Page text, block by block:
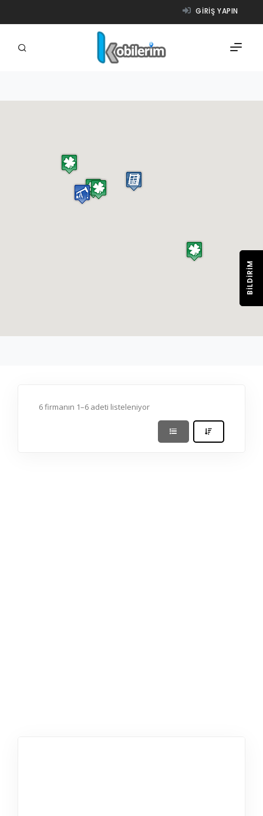
GIRIŞ YAPIN
NASIL ÇALIŞIR?
6 firmanın 1–6 adeti listeleniyor
BILDIRIM